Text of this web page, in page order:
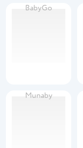
BabyGo
Munaby